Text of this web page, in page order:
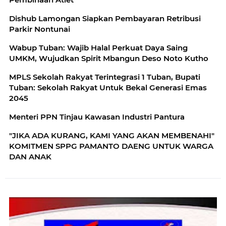
kerja Work From Home (WFH) dan Work From
Office (WFO),” tutur Bupati yang akrab disapa
Pak Yes. Dalam ketentuan tersebut juga
diserukan agar seluruh perangkat daerah
melakukan penghematan biaya operasional
kantor, meliputi penggunaan listrik, bahan bakar
minyak (BBM), dan air secara bijak dan terukur.
Upaya efisiensi juga dilakukan melalui
pendingin ruangan (AC), lift, serta kendaraan
hingga 50 persen sebagai langkah optimalisasi
anggaran. Kebijakan yang ditetapkan dalam
rangka efisiensi energi di tengah kondisi krisis
mempertimbangkan efektivitas kinerja serta
kebutuhan organisasi. Setiap perangkat daerah
diwajibkan melakukan pendataan pegawai yang
Dishub Lamongan Siapkan Pembayaran Retribusi
Parkir Nontunai
Wabup Tuban: Wajib Halal Perkuat Daya Saing
UMKM, Wujudkan Spirit Mbangun Deso Noto Kutho
MPLS Sekolah Rakyat Terintegrasi 1 Tuban, Bupati
Tuban: Sekolah Rakyat Untuk Bekal Generasi Emas
2045
Menteri PPN Tinjau Kawasan Industri Pantura
"JIKA ADA KURANG, KAMI YANG AKAN MEMBENAHI"
KOMITMEN SPPG PAMANTO DAENG UNTUK WARGA
DAN ANAK